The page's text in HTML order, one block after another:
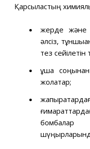
Қарсыластың
жерде және
әлсіз,
тез
ұшақ
жолақтар;